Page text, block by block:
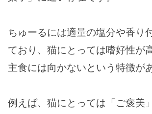
ちゅーるには適量の塩分や香り
ており、猫にとっては嗜好性が
主食には向かないという特徴が
例えば、猫にとっては「ご褒美